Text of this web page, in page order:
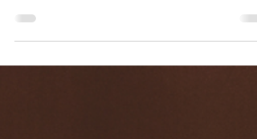
mostre temporanee. [Leggi di più]